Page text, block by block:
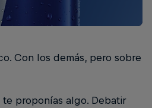
Con los demás, pero sobre
proponías algo. Debatir